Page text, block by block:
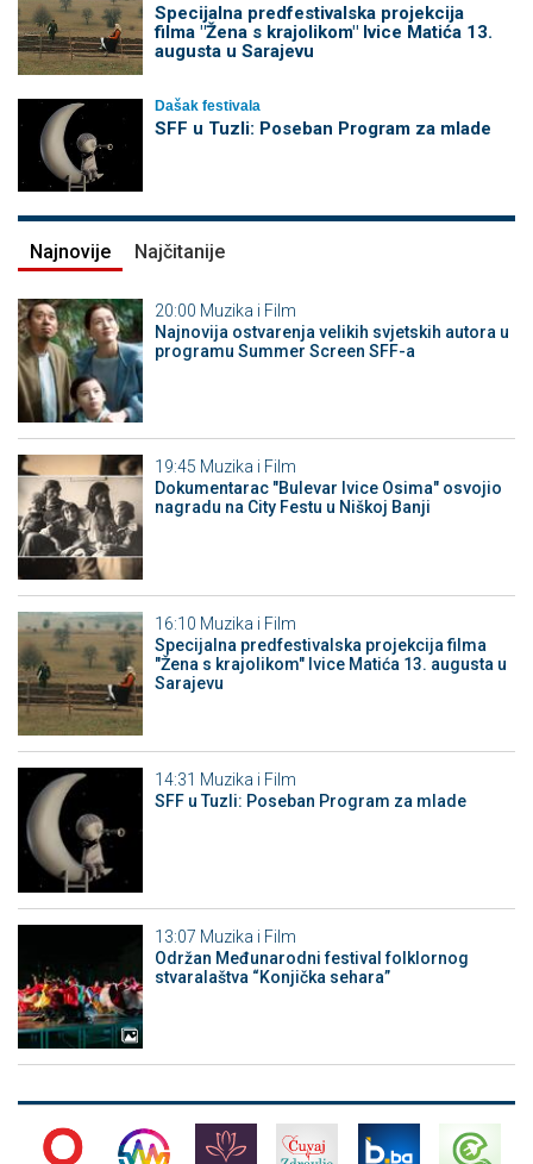
Specijalna predfestivalska projekcija
filma "Žena s krajolikom" Ivice Matića 13.
augusta u Sarajevu
Dašak festivala
SFF u Tuzli: Poseban Program za mlade
Najnovije Najčitanije
20:00 Muzika i Film
Najnovija ostvarenja velikih svjetskih autora u
programu Summer Screen SFF-a
19:45 Muzika i Film
Dokumentarac "Bulevar Ivice Osima" osvojio
nagradu na City Festu u Niškoj Banji
16:10 Muzika i Film
Specijalna predfestivalska projekcija filma
"Žena s krajolikom" Ivice Matića 13. augusta u
Sarajevu
14:31 Muzika i Film
SFF u Tuzli: Poseban Program za mlade
13:07 Muzika i Film
Održan Međunarodni festival folklornog
stvaralaštva “Konjička sehara”